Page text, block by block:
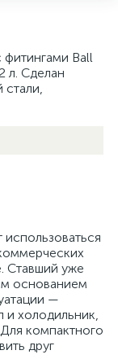
фитингами Ball
л. Сделан
Ставший уже
основанием
—
и холодильник,
компактного
друг